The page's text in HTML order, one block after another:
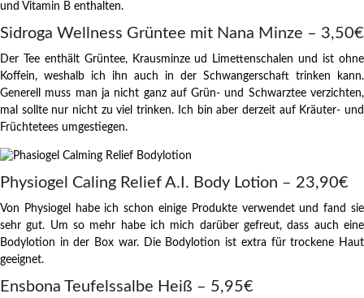
und Vitamin B enthalten.
Sidroga Wellness Grüntee mit Nana Minze – 3,50€
Der Tee enthält Grüntee, Krausminze ud Limettenschalen und ist ohne
Koffein, weshalb ich ihn auch in der Schwangerschaft trinken kann.
Generell muss man ja nicht ganz auf Grün- und Schwarztee verzichten,
mal sollte nur nicht zu viel trinken. Ich bin aber derzeit auf Kräuter- und
Früchtetees umgestiegen.
Physiogel Caling Relief A.I. Body Lotion – 23,90€
Von Physiogel habe ich schon einige Produkte verwendet und fand sie
sehr gut. Um so mehr habe ich mich darüber gefreut, dass auch eine
Bodylotion in der Box war. Die Bodylotion ist extra für trockene Haut
geeignet.
Ensbona Teufelssalbe Heiß – 5,95€